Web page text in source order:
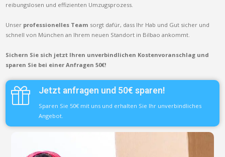
reibungslosen und effizienten Umzugsprozess.
Unser professionelles Team sorgt dafür, dass Ihr Hab und Gut sicher und
schnell von München an Ihrem neuen Standort in Bilbao ankommt.
Sichern Sie sich jetzt Ihren unverbindlichen Kostenvoranschlag und
sparen Sie bei einer Anfragen 50€!
Jetzt anfragen und 50€ sparen!
Sparen Sie 50€ mit uns und erhalten Sie Ihr unverbindliches
Angebot.